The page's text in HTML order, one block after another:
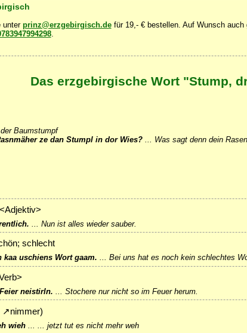
unterprinz@erzgebirgisch.defür 19,- € bestellen. Auf Wunsch auch
.
Das erzgebirgische Wort "Stump,
der Baumstumpf
ze dan Stumpl in dor Wies?... Was sagt denn dein
Nun ist alles wieder sauber.
schlecht
uschiens Wort gaam. ... Bei uns hat es noch kein schlechtes
neistirln. Stochere nur nicht so im Feuer herum.
↗nimmer)
wieh... ... jetzt tut es nicht mehr weh